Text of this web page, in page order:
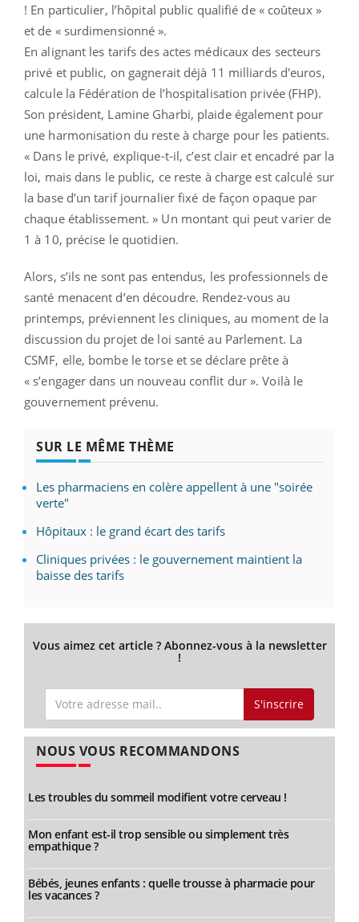
! En particulier, l’hôpital public qualifié de « coûteux »
et de « surdimensionné ».
En alignant les tarifs des actes médicaux des secteurs
privé et public, on gagnerait déjà 11 milliards d'euros,
calcule la Fédération de l’hospitalisation privée (FHP).
Son président, Lamine Gharbi, plaide également pour
une harmonisation du reste à charge pour les patients.
« Dans le privé, explique-t-il, c’est clair et encadré par la
loi, mais dans le public, ce reste à charge est calculé sur
la base d’un tarif journalier fixé de façon opaque par
chaque établissement. » Un montant qui peut varier de
1 à 10, précise le quotidien.
Alors, s’ils ne sont pas entendus, les professionnels de
santé menacent d’en découdre. Rendez-vous au
printemps, préviennent les cliniques, au moment de la
discussion du projet de loi santé au Parlement. La
CSMF, elle, bombe le torse et se déclare prête à
« s’engager dans un nouveau conflit dur ». Voilà le
gouvernement prévenu.
SUR LE MÊME THÈME
Les pharmaciens en colère appellent à une "soirée
verte"
Hôpitaux : le grand écart des tarifs
Cliniques privées : le gouvernement maintient la
baisse des tarifs
Vous aimez cet article ? Abonnez-vous à la newsletter
!
S'inscrire
NOUS VOUS RECOMMANDONS
Les troubles du sommeil modifient votre cerveau !
Mon enfant est-il trop sensible ou simplement très
empathique ?
Bébés, jeunes enfants : quelle trousse à pharmacie pour
les vacances ?